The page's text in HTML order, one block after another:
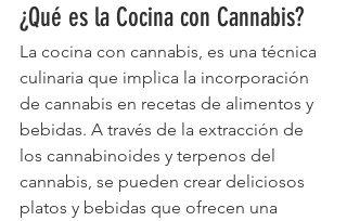
¿Qué es la Cocina con Cannabis?
La cocina con cannabis, es una técnica
culinaria que implica la incorporación
de cannabis en recetas de alimentos y
bebidas. A través de la extracción de
los cannabinoides y terpenos del
cannabis, se pueden crear deliciosos
platos y bebidas que ofrecen una